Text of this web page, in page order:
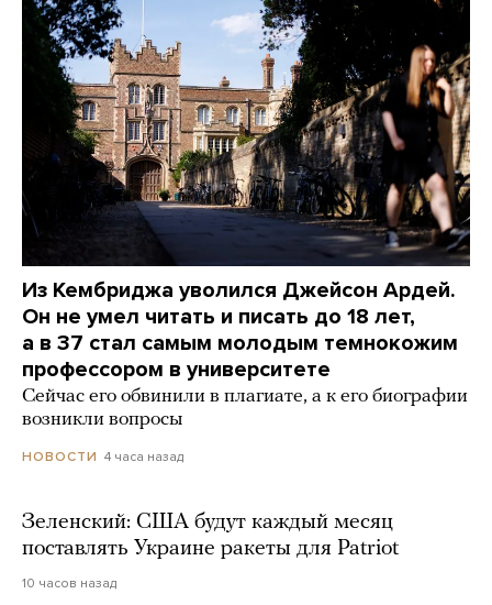
Из Кембриджа уволился Джейсон Ардей.
Он не умел читать и писать до 18 лет,
а в 37 стал самым молодым темнокожим
профессором в университете
Сейчас его обвинили в плагиате, а к его биографии
возникли вопросы
НОВОСТИ 4 часа назад
Зеленский: США будут каждый месяц
поставлять Украине ракеты для Patriot
10 часов назад